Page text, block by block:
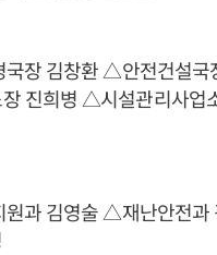
장 김창환 △안전건설
진희병 △시설관리사업
과 김영술 △재난안전